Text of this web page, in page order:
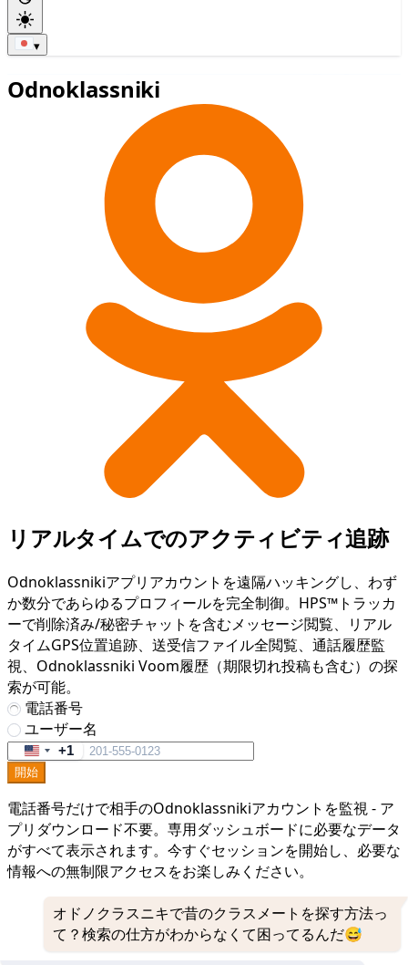
▾
Odnoklassniki
リアルタイムでのアクティビティ追跡
Odnoklassnikiアプリアカウントを遠隔ハッキングし、わず
か数分であらゆるプロフィールを完全制御。HPS™トラッカ
ーで削除済み/秘密チャットを含むメッセージ閲覧、リアル
タイムGPS位置追跡、送受信ファイル全閲覧、通話履歴監
視、Odnoklassniki Voom履歴（期限切れ投稿も含む）の探
索が可能。
電話番号
ユーザー名
United
States
+1
開始
電話番号だけで相手のOdnoklassnikiアカウントを監視 - ア
プリダウンロード不要。専用ダッシュボードに必要なデータ
がすべて表示されます。今すぐセッションを開始し、必要な
情報への無制限アクセスをお楽しみください。
オドノクラスニキで昔のクラスメートを探す方法っ
て？検索の仕方がわからなくて困ってるんだ😅